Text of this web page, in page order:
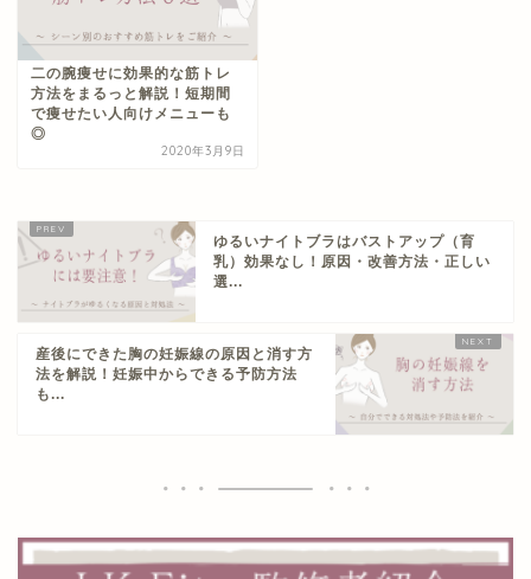
二の腕痩せに効果的な筋トレ
方法をまるっと解説！短期間
で痩せたい人向けメニューも
◎
2020年3月9日
ゆるいナイトブラはバストアップ（育
乳）効果なし！原因・改善方法・正しい
選...
産後にできた胸の妊娠線の原因と消す方
法を解説！妊娠中からできる予防方法
も...